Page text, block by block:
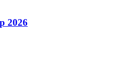
2026